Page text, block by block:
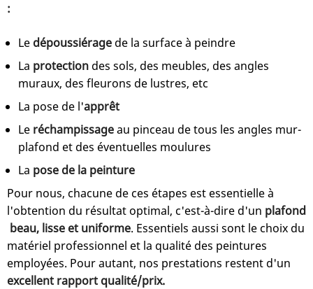
:
Le dépoussiérage de la surface à peindre
La protection des sols, des meubles, des angles
muraux, des fleurons de lustres, etc
La pose de l'apprêt
Le réchampissageau pinceau de tous les angles mur-
plafond et des éventuelles moulures
La pose de la peinture
Pour nous, chacune de ces étapes est essentielle à
l'obtention du résultat optimal, c'est-à-dire d'un plafond
beau, lisse et uniforme. Essentiels aussi sont le choix du
matériel professionnel et la qualité des peintures
employées. Pour autant, nos prestations restent d'un
excellent rapport qualité/prix.